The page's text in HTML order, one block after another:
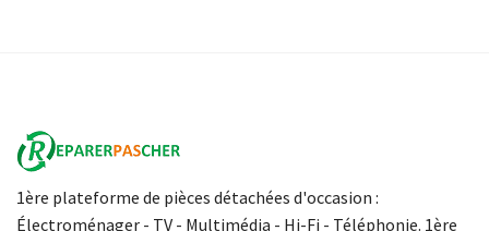
1ère plateforme de pièces détachées d'occasion :
Électroménager - TV - Multimédia - Hi-Fi - Téléphonie. 1ère